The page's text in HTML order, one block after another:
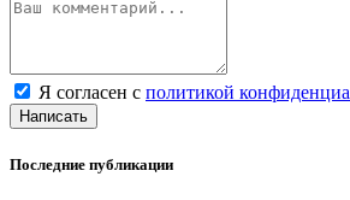
Я согласен с политикой
Написать
Последние публикации